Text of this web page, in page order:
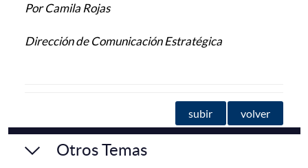
Por Camila Rojas
Dirección de Comunicación Estratégica
subir volver
Otros Temas